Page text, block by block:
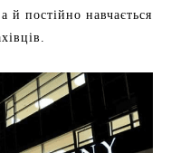
й постійно навчається